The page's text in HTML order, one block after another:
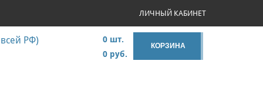
ЛИЧНЫЙ КАБИНЕТ
всей РФ)
КОРЗИНА
0 шт.
0 руб.